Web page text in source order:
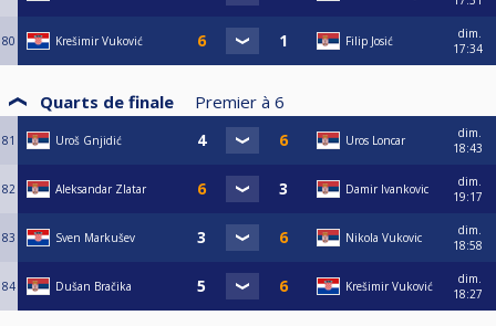
80 Krešimir Vuković Filip Josić
dim.
17:34
Quarts de finale Premier à 6
81 Uroš Gnjidić Uros Loncar
dim.
18:43
82 Aleksandar Zlatar Damir Ivankovic
dim.
19:17
83 Sven Markušev Nikola Vukovic
dim.
18:58
84 Dušan Bračika Krešimir Vuković
dim.
18:27